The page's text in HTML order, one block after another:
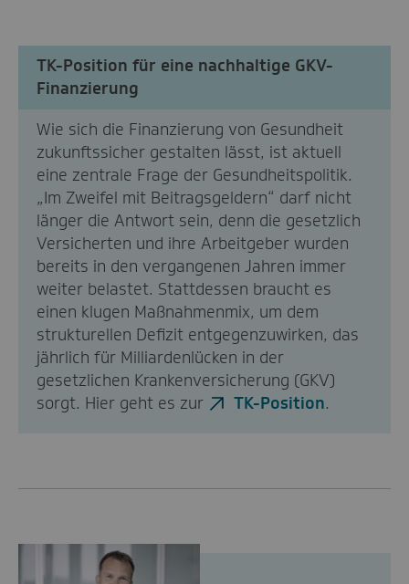
TK-Position für eine nachhaltige GKV-
Finanzierung
Wie sich die Finanzierung von Gesundheit
zukunftssicher gestalten lässt, ist aktuell
eine zentrale Frage der Gesundheitspolitik.
„Im Zweifel mit Beitragsgeldern“ darf nicht
länger die Antwort sein, denn die gesetzlich
Versicherten und ihre Arbeitgeber wurden
bereits in den vergangenen Jahren immer
weiter belastet. Stattdessen braucht es
einen klugen Maßnahmenmix, um dem
strukturellen Defizit entgegenzuwirken, das
jährlich für Milliardenlücken in der
gesetzlichen Krankenversicherung (GKV)
sorgt. Hier geht es zur
TK-Position.